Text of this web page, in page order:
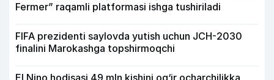
Fermer” raqamli platformasi ishga tushiriladi
FIFA prezidenti saylovda yutish uchun JCH-2030
finalini Marokashga topshirmoqchi
El Nino hodisasi 49 mln kishini og‘ir ocharchilikka